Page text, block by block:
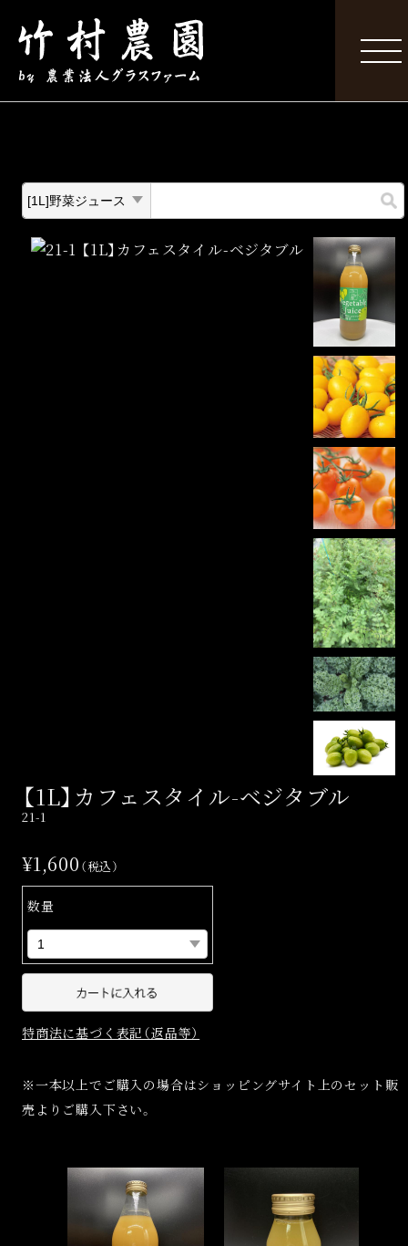
【1L】カフェスタイル-ベジタブル
21-1
¥1,600 （税込）
数量
特商法に基づく表記（返品等）
※一本以上でご購入の場合はショッピングサイト上のセット販
売よりご購入下さい。